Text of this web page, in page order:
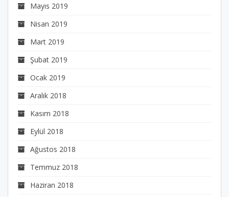
Mayıs 2019
Nisan 2019
Mart 2019
Şubat 2019
Ocak 2019
Aralık 2018
Kasım 2018
Eylül 2018
Ağustos 2018
Temmuz 2018
Haziran 2018